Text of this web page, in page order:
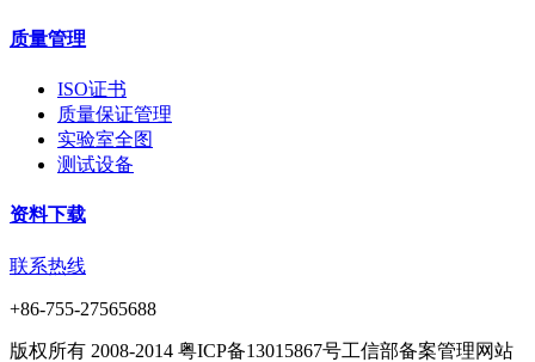
质量管理
ISO证书
质量保证管理
实验室全图
测试设备
资料下载
联系热线
+86-755-27565688
版权所有 2008-2014 粤ICP备13015867号工信部备案管理网站